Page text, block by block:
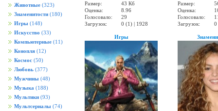
Животные (323)
Знаменитости (180)
Игры (148)
Искусство (33)
Компьютерные (11)
Конопля (12)
Космос (50)
Любовь (377)
Мужчины (48)
Музыка (188)
Мультики (93)
Мультсериалы (74)
Размер:
43 Кб
Оценка:
8.96
Голосовало:
29
Загрузок:
0 (1) | 1928
Размер:
Оценка:
Голосовало:
Загрузок:
0
Игры